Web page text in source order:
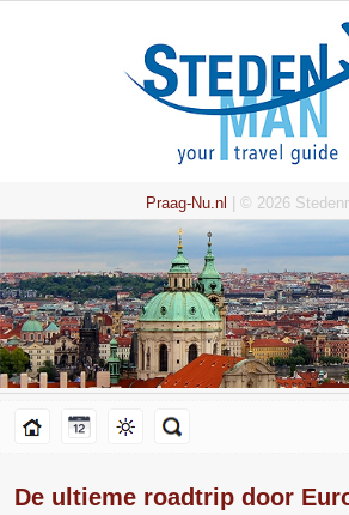
Praag-Nu.nl | © 2026
De ultieme roadtrip door